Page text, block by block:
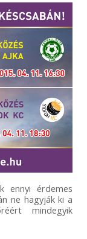
ennyi érdemes
ne hagyják ki a
mindegyik